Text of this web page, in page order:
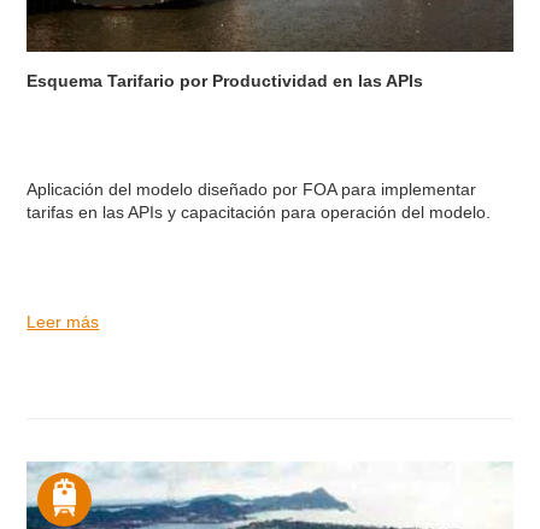
Esquema Tarifario por Productividad en las APIs
Aplicación del modelo diseñado por FOA para implementar
tarifas en las APIs y capacitación para operación del modelo.
Leer más